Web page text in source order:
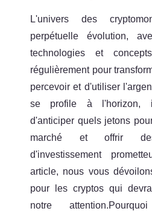
L'univers des
perpétuelle évolution,
technologies et
régulièrement pour
percevoir et d'utiliser
se profile à l'horizon,
d'anticiper quels jetons
marché et offrir des
d'investissement
article, nous vous
pour les cryptos qui
notre